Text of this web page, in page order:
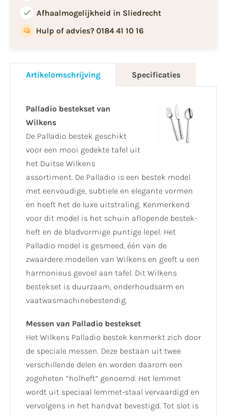
Afhaalmogelijkheid in Sliedrecht
Hulp of advies? 0184 41 10 16
Artikelomschrijving Specificaties
Palladio bestekset van
Wilkens
De Palladio bestek geschikt
voor een mooi gedekte tafel uit
het Duitse Wilkens
assortiment. De Palladio is een bestek model
met eenvoudige, subtiele en elegante vormen
en heeft het de luxe uitstraling. Kenmerkend
voor dit model is het schuin aflopende bestek-
heft en de bladvormige puntige lepel. Het
Palladio model is gesmeed, één van de
zwaardere modellen van Wilkens en geeft u een
harmonieus gevoel aan tafel. Dit Wilkens
bestekset is duurzaam, onderhoudsarm en
vaatwasmachinebestendig.
Messen van Palladio bestekset
Het Wilkens Palladio bestek kenmerkt zich door
de speciale messen. Deze bestaan uit twee
verschillende delen en worden daarom een
zogeheten “holheft” genoemd. Het lemmet
wordt uit speciaal lemmet-staal vervaardigd en
vervolgens in het handvat bevestigd. Tot slot is